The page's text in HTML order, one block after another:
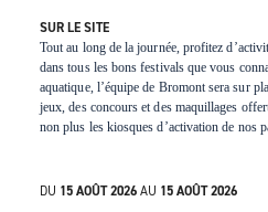
DU 15 AOÛT 2026AU 15 AOÛT 2026
SUR LE SITE
Tout au long de la journée, profitez
dans tous les bons festivals que vous
aquatique, l’équipe de Bromont sera sur
jeux, des concours et des maquillages
non plus les kiosques d’activation de nos